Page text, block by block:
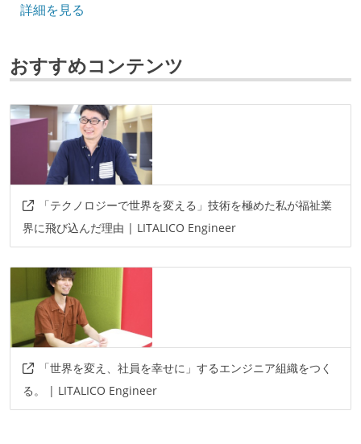
フレームワーク
react.js
データベース
dynamodb
bigquery
mysql
oracle
プロジェクト管理
github
slack
その他
selenium
capybara
rspec
sentry datadog
jenkins
swagger
github-actions
詳細を見る
おすすめコンテンツ
「テクノロジーで世界を変える」技術を極めた私が福祉業
界に飛び込んだ理由 | LITALICO Engineer
「世界を変え、社員を幸せに」するエンジニア組織をつく
る。 | LITALICO Engineer